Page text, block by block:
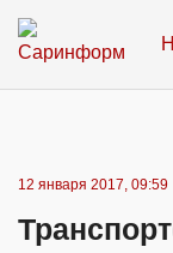
12 января 2017, 09:59